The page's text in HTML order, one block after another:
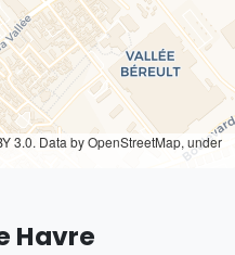
3.0. Data by OpenStreetMap, under
Havre